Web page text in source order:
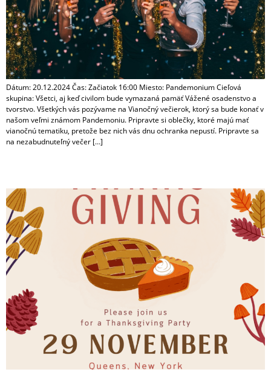
Dátum: 20.12.2024 Čas: Začiatok 16:00 Miesto: Pandemonium Cieľová
skupina: Všetci, aj keď civilom bude vymazaná pamäť Vážené osadenstvo a
tvorstvo. Všetkých vás pozývame na Vianočný večierok, ktorý sa bude konať v
našom veľmi známom Pandemoniu. Pripravte si oblečky, ktoré majú mať
vianočnú tematiku, pretože bez nich vás dnu ochranka nepustí. Pripravte sa
na nezabudnuteľný večer […]